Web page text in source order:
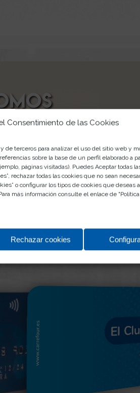
Consentimiento de las Cookies
de terceros para analizar el uso del sitio web y
sobre la base de un perfil elaborado a
páginas visitadas). Puedes Aceptar todas
rechazar todas las cookies que no sean
o configurar los tipos de cookies que deseas
más información consulte el enlace de "
Rechazar cookies
o
VER LA OFERTA